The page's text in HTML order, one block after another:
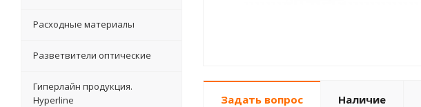
Задать вопрос Наличие
Расходные материалы
Разветвители оптические
Гиперлайн продукция.
Hyperline